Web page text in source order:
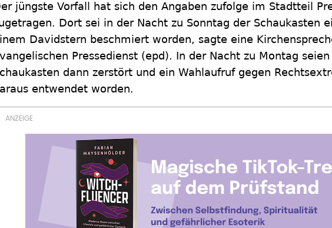
jüngste Vorfall hat sich den Angaben zufolge im Stadtteil
Dort sei in der Nacht zu Sonntag der Schaukasten
Davidstern beschmiert worden, sagte eine
Pressedienst (epd). In der Nacht zu Montag
dann zerstört und ein Wahlaufruf gegen
entwendet worden.